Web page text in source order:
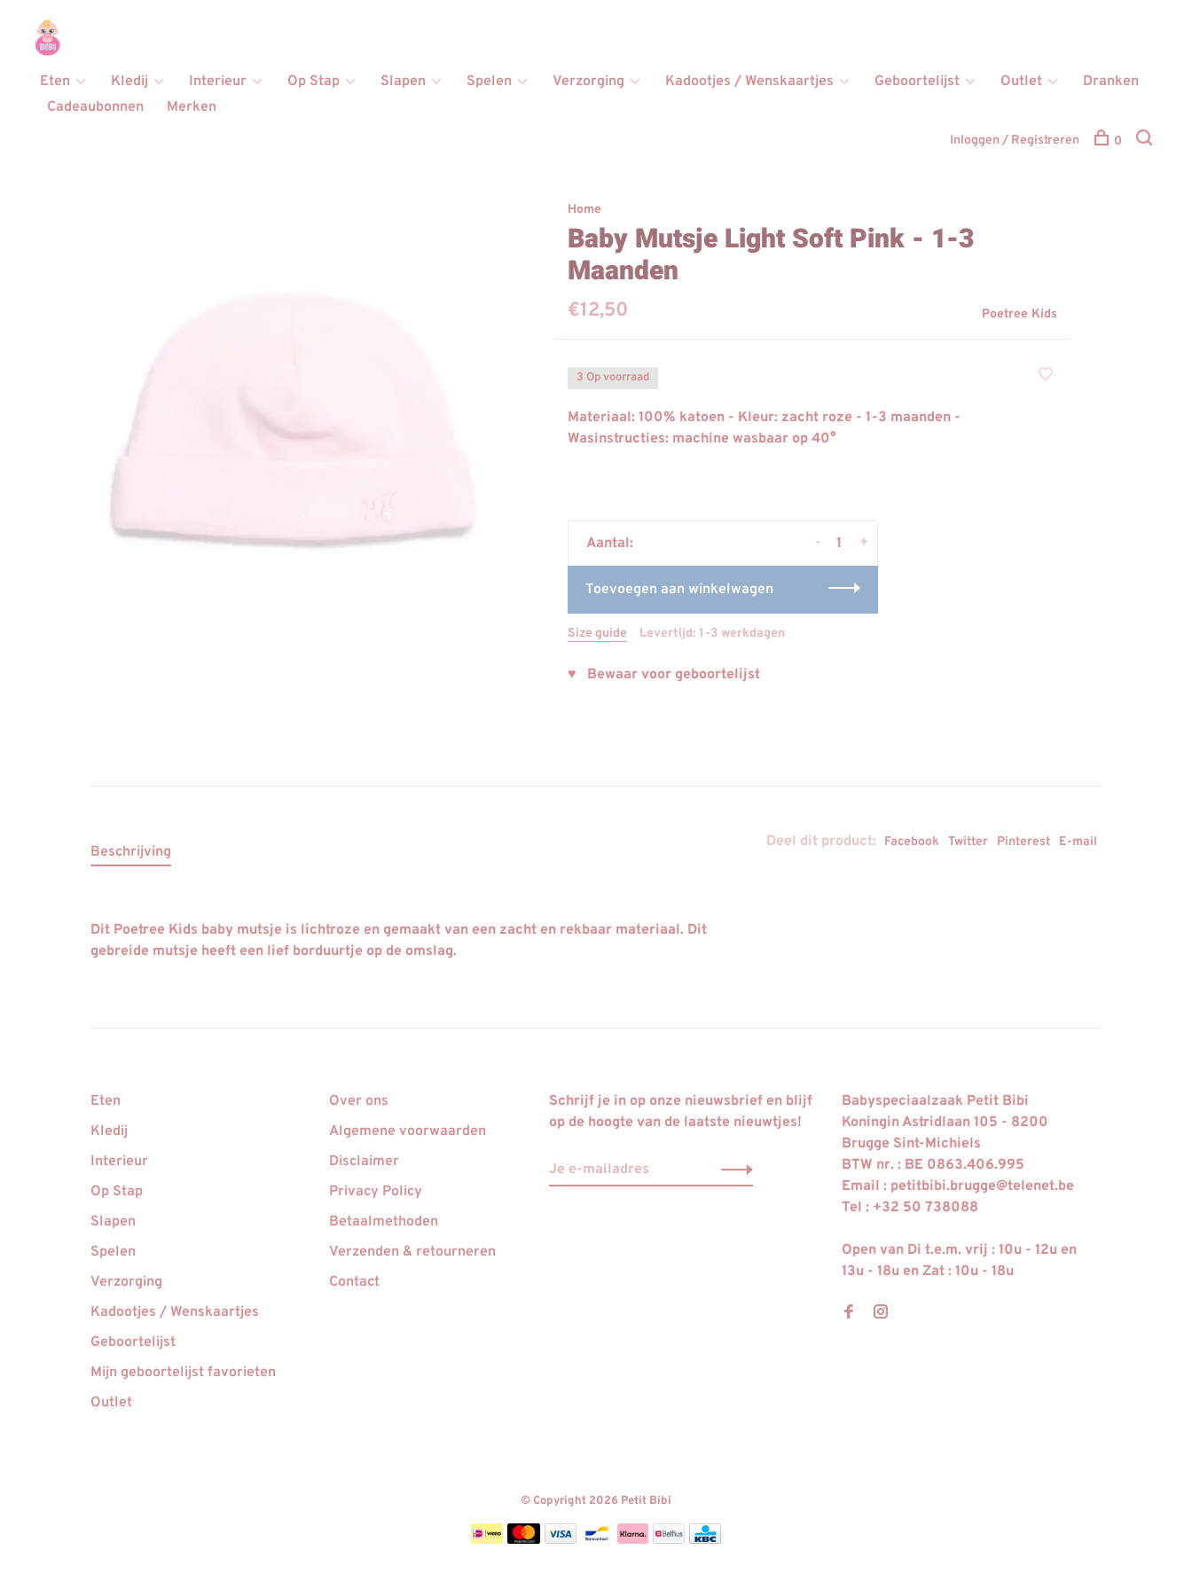
Eten Kledij Interieur Op Stap Slapen Spelen Verzorging Kadootjes / Wenskaartjes Geboortelijst Outlet
Dranken
Cadeaubonnen
Merken
Inloggen / Registreren 0
Home
Baby Mutsje Light Soft Pink - 1-3
Maanden
€12,50 Poetree Kids
3 Op voorraad
Materiaal: 100% katoen - Kleur: zacht roze - 1-3 maanden -
Wasinstructies: machine wasbaar op 40°
Aantal: +
-
Toevoegen aan winkelwagen
Size guide Levertijd: 1-3 werkdagen
♥ Bewaar voor geboortelijst
Deel dit product: Facebook Twitter Pinterest E-mail
Beschrijving
Dit Poetree Kids baby mutsje is lichtroze en gemaakt van een zacht en rekbaar materiaal. Dit
gebreide mutsje heeft een lief borduurtje op de omslag.
Eten
Kledij
Interieur
Op Stap
Slapen
Spelen
Verzorging
Kadootjes / Wenskaartjes
Geboortelijst
Mijn geboortelijst favorieten
Outlet
Over ons
Algemene voorwaarden
Disclaimer
Privacy Policy
Betaalmethoden
Verzenden & retourneren
Contact
Schrijf je in op onze nieuwsbrief en blijf
op de hoogte van de laatste nieuwtjes!
Babyspeciaalzaak Petit Bibi
Koningin Astridlaan 105 - 8200
Brugge Sint-Michiels
BTW nr. : BE 0863.406.995
Email : petitbibi.brugge@telenet.be
Tel : +32 50 738088
Open van Di t.e.m. vrij : 10u - 12u en
13u - 18u en Zat : 10u - 18u
© Copyright 2026 Petit Bibi